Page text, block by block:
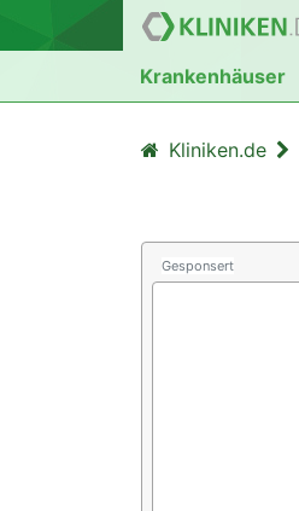
Krankenhäuser
Kliniken.de
Gesponsert